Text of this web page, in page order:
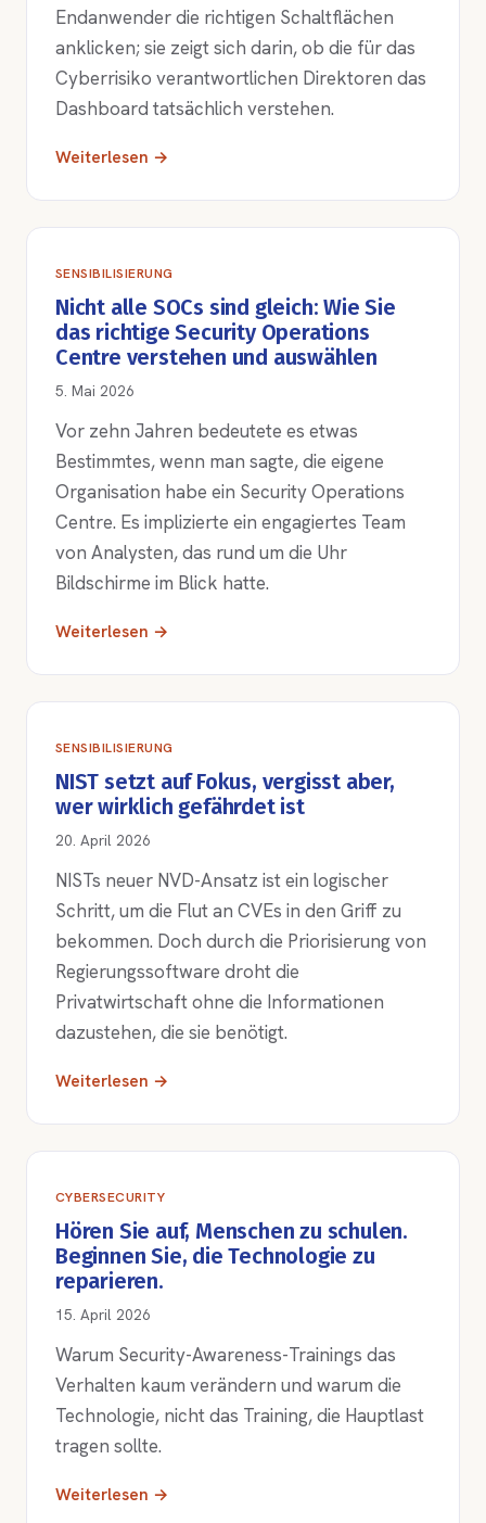
Endanwender die richtigen Schaltflächen
anklicken; sie zeigt sich darin, ob die für das
Cyberrisiko verantwortlichen Direktoren das
Dashboard tatsächlich verstehen.
Weiterlesen →
SENSIBILISIERUNG
Nicht alle SOCs sind gleich: Wie Sie
das richtige Security Operations
Centre verstehen und auswählen
5. Mai 2026
Vor zehn Jahren bedeutete es etwas
Bestimmtes, wenn man sagte, die eigene
Organisation habe ein Security Operations
Centre. Es implizierte ein engagiertes Team
von Analysten, das rund um die Uhr
Bildschirme im Blick hatte.
Weiterlesen →
SENSIBILISIERUNG
NIST setzt auf Fokus, vergisst aber,
wer wirklich gefährdet ist
20. April 2026
NISTs neuer NVD-Ansatz ist ein logischer
Schritt, um die Flut an CVEs in den Griff zu
bekommen. Doch durch die Priorisierung von
Regierungssoftware droht die
Privatwirtschaft ohne die Informationen
dazustehen, die sie benötigt.
Weiterlesen →
CYBERSECURITY
Hören Sie auf, Menschen zu schulen.
Beginnen Sie, die Technologie zu
reparieren.
15. April 2026
Warum Security-Awareness-Trainings das
Verhalten kaum verändern und warum die
Technologie, nicht das Training, die Hauptlast
tragen sollte.
Weiterlesen →